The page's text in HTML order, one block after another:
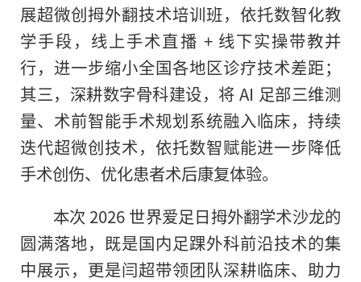
展超微创拇外翻技术培训班，依托数智化教
学手段，线上手术直播 + 线下实操带教并
行，进一步缩小全国各地区诊疗技术差距；
其三，深耕数字骨科建设，将 AI 足部三维测
量、术前智能手术规划系统融入临床，持续
迭代超微创技术，依托数智赋能进一步降低
手术创伤、优化患者术后康复体验。
本次 2026 世界爱足日拇外翻学术沙龙的
圆满落地，既是国内足踝外科前沿技术的集
中展示，更是闫超带领团队深耕临床、助力